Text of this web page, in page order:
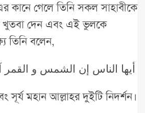
কানে গেলে তিনি সকল সাহাবীকে
খুতবা দেন এবং এই ভুলকে
তিনি বলেন,
أيها الناس إن الشمس و القمر
সূর্য মহান আল্লাহর দুইটি নিদর্শন।